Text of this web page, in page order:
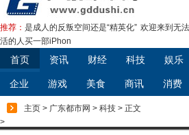
推荐： 是成人的反叛空间还是“精英化” 欢迎来到无
活的人买一部iPhon
首页 资讯 财经 科技 娱乐
企业 游戏 美食 商讯 消费
主页 > 广东都市网 > 科技 > 正文
>